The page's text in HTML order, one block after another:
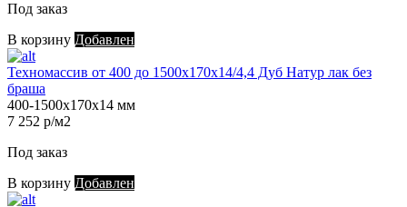
Под заказ
В корзину Добавлен
Техномассив от 400 до 1500х170х14/4,4 Дуб Натур лак без
браша
400-1500х170х14 мм
7 252 р/м2
Под заказ
В корзину Добавлен